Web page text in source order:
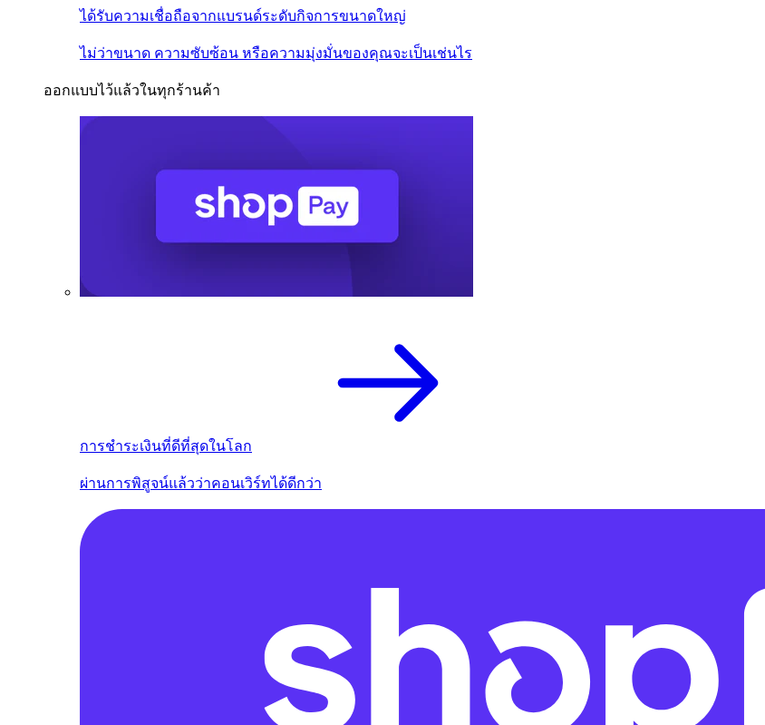
ได้รับความเชื่อถือจากแบรนด์ระดับกิจการขนาดใหญ่
ไม่ว่าขนาด ความซับซ้อน หรือความมุ่งมั่นของคุณจะเป็นเช่นไร
ออกแบบไว้แล้วในทุกร้านค้า
การชำระเงินที่ดีที่สุดในโลก
ผ่านการพิสูจน์แล้วว่าคอนเวิร์ทได้ดีกว่า